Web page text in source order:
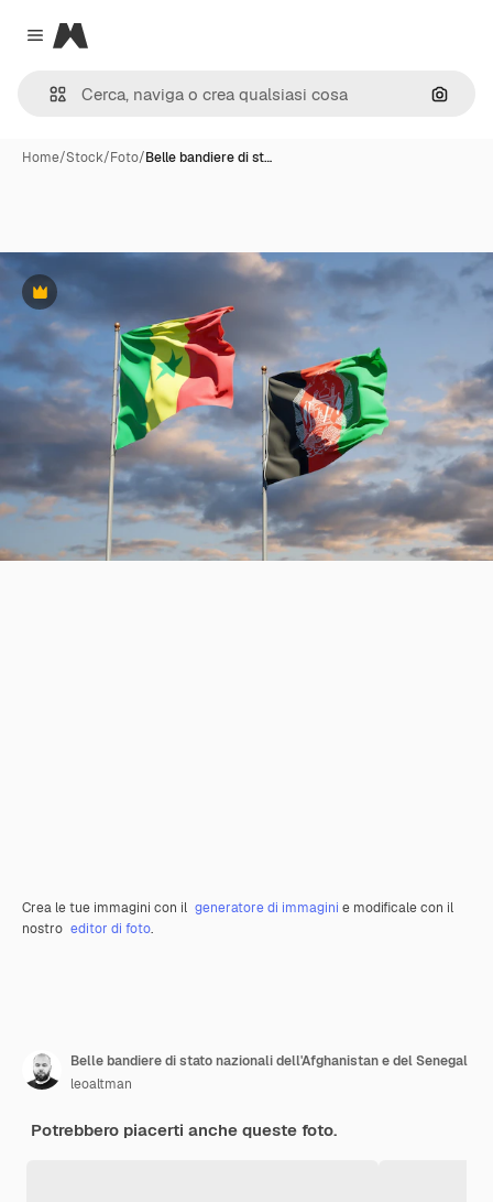
Close menu
Magnific
Cerca
Home/Stock/Foto/Belle bandiere di st…
Premium
Crea le tue immagini con il generatore di immagini e modificale con il
nostro editor di foto.
Belle bandiere di stato nazionali dell'Afghanistan e del Senegal
leoaltman
Potrebbero piacerti anche queste foto.